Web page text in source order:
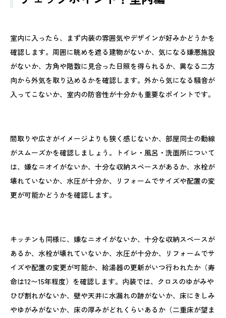
室内に入ったら、まず内装の雰囲気やデザインが好みかどうかを
確認します。周囲に眺めを遮る建物がないか、気になる嫌悪施設
がないか、方角や階数に見合った日照を得られるか、異なる二方
向から外気を取り込めるかを確認します。外から気になる騒音が
入ってこないか、室内の防音性が十分かも重要なポイントです。
間取りや広さがイメージよりも狭く感じないか、部屋同士の動線
がスムーズかを確認しましょう。トイレ・風呂・洗面所について
は、嫌なニオイがないか、十分な収納スペースがあるか、水栓が
壊れていないか、水圧が十分か、リフォームでサイズや配置の変
更が可能かどうかを確認します。
キッチンも同様に、嫌なニオイがないか、十分な収納スペースが
あるか、水栓が壊れていないか、水圧が十分か、リフォームでサ
イズや配置の変更が可能か、給湯器の更新がいつ行われたか（寿
命は12〜15年程度）を確認します。内装では、クロスのゆがみや
ひび割れがないか、壁や天井に水漏れの跡がないか、床にきしみ
やゆがみがないか、床の厚みがどれくらいあるか（二重床が望ま